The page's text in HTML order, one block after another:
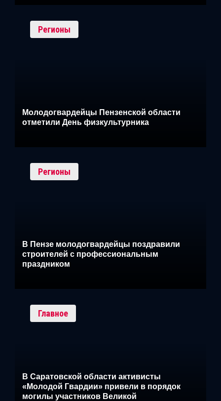
Регионы
Молодогвардейцы Пензенской области
отметили День физкультурника
Регионы
В Пензе молодогвардейцы поздравили
строителей с профессиональным
праздником
Главное
В Саратовской области активисты
«Молодой Гвардии» привели в порядок
могилы участников Великой